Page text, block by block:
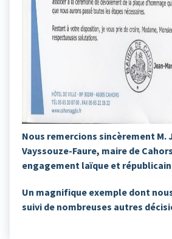
Nous remercions sincèrement M.
Vayssouze-Faure, maire de
engagement laïque et
Un magnifique exemple dont
suivi de nombreuses autres